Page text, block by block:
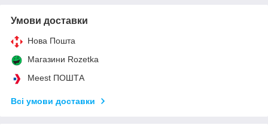
Умови доставки
Нова Пошта
Магазини Rozetka
Meest ПОШТА
Всі умови доставки